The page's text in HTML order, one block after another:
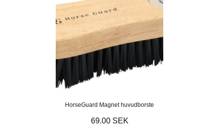
HorseGuard Magnet huvudborste
69.00 SEK